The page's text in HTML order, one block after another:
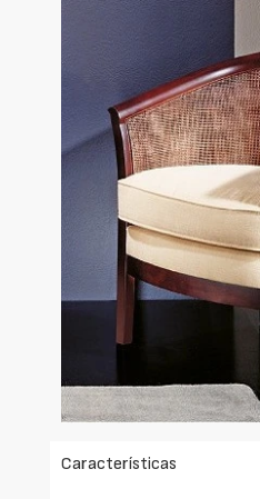
Características